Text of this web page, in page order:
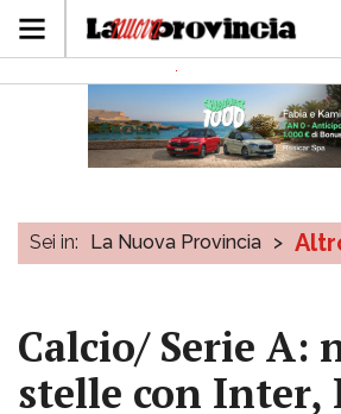
Sei in: La Nuova Provincia >
Calcio/ Serie A:
stelle con Inter,